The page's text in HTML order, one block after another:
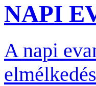
NAPI
A napi